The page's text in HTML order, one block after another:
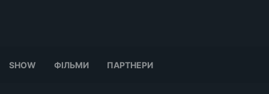
SHOW ФІЛЬМИ ПАРТНЕРИ